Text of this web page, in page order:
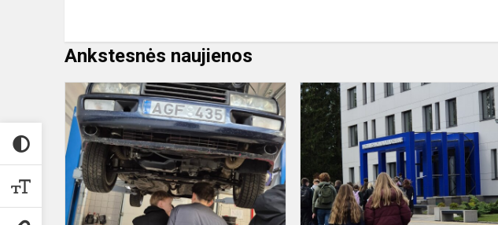
Ankstesnės naujienos
NAUJOS
ŽINIOS
IR
ĮGŪDŽIAI
SEKTORINIAME
MOKYMO
CENTRE